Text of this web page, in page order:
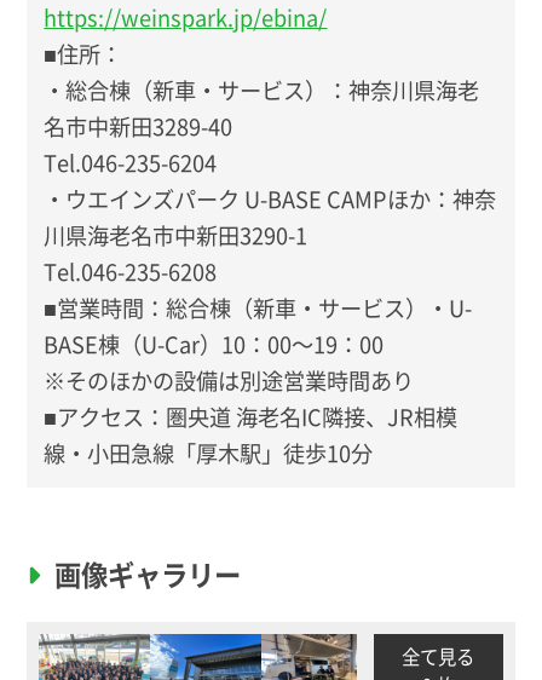
https://weinspark.jp/ebina/
■住所：
・総合棟（新車・サービス）：神奈川県海老
名市中新田3289-40
Tel.046-235-6204
・ウエインズパーク U-BASE CAMPほか：神奈
川県海老名市中新田3290-1
Tel.046-235-6208
■営業時間：総合棟（新車・サービス）・U-
BASE棟（U-Car）10：00～19：00
※そのほかの設備は別途営業時間あり
■アクセス：圏央道 海老名IC隣接、JR相模
線・小田急線「厚木駅」徒歩10分
画像ギャラリー
全て見る